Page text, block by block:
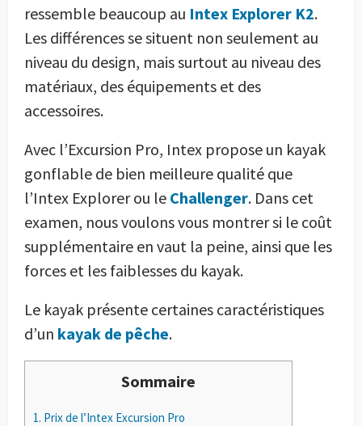
ressemble beaucoup au Intex Explorer K2.
Les différences se situent non seulement au
niveau du design, mais surtout au niveau des
matériaux, des équipements et des
accessoires.
Avec l’Excursion Pro, Intex propose un kayak
gonflable de bien meilleure qualité que
l’Intex Explorer ou le Challenger. Dans cet
examen, nous voulons vous montrer si le coût
supplémentaire en vaut la peine, ainsi que les
forces et les faiblesses du kayak.
Le kayak présente certaines caractéristiques
d’un kayak de pêche.
Sommaire
1. Prix de l’Intex Excursion Pro